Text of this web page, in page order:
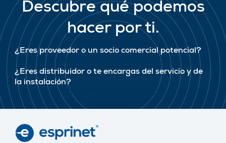
Descubre qué podemos
hacer por ti.
¿Eres proveedor o un socio comercial potencial?
PRESENTA TU PROPUESTA
¿Eres distribuidor o te encargas del servicio y de
la instalación?
CONVIÉRTETE EN CLIENTE